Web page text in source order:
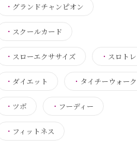
・ グランドチャンピオン
・ スクールカード
・ スローエクササイズ ・ スロトレ
・ ダイエット ・ タイチーウォーク
・ ツボ ・ フーディー
・ フィットネス